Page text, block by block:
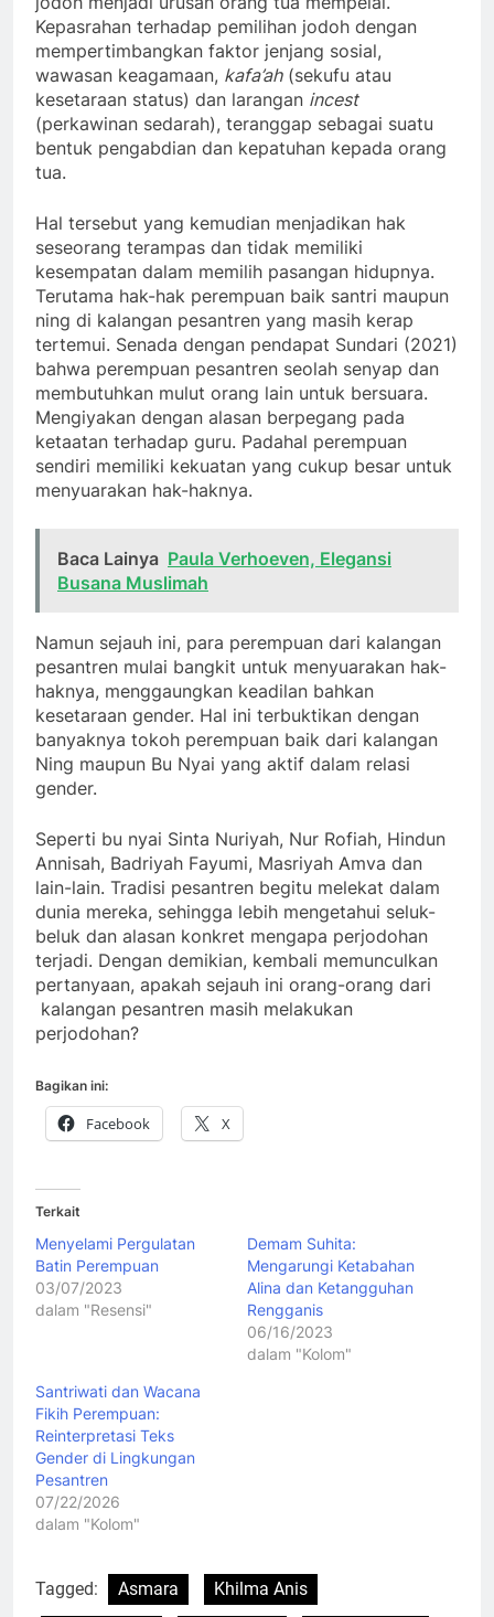
Kepasrahan terhadap pemilihan jodoh dengan
mempertimbangkan faktor jenjang sosial,
wawasan keagamaan, kafa’ah(sekufu atau
kesetaraan status) dan larangan incest
(perkawinan sedarah), teranggap sebagai suatu
bentuk pengabdian dan kepatuhan kepada orang
tua.
Hal tersebut yang kemudian menjadikan hak
seseorang terampas dan tidak memiliki
kesempatan dalam memilih pasangan hidupnya.
Terutama hak-hak perempuan baik santri maupun
ning di kalangan pesantren yang masih kerap
tertemui. Senada dengan pendapat Sundari (2021)
bahwa perempuan pesantren seolah senyap dan
membutuhkan mulut orang lain untuk bersuara.
Mengiyakan dengan alasan berpegang pada
ketaatan terhadap guru. Padahal perempuan
sendiri memiliki kekuatan yang cukup besar untuk
menyuarakan hak-haknya.
Baca Lainya Paula Verhoeven, Elegansi
Busana Muslimah
Namun sejauh ini, para perempuan dari kalangan
pesantren mulai bangkit untuk menyuarakan hak-
haknya, menggaungkan keadilan bahkan
kesetaraan gender. Hal ini terbuktikan dengan
banyaknya tokoh perempuan baik dari kalangan
Ning maupun Bu Nyai yang aktif dalam relasi
gender.
Seperti bu nyai Sinta Nuriyah, Nur Rofiah, Hindun
Annisah, Badriyah Fayumi, Masriyah Amva dan
lain-lain. Tradisi pesantren begitu melekat dalam
dunia mereka, sehingga lebih mengetahui seluk-
beluk dan alasan konkret mengapa perjodohan
terjadi. Dengan demikian, kembali memunculkan
pertanyaan, apakah sejauh ini orang-orang dari
kalangan pesantren masih melakukan
perjodohan?
Bagikan ini:
Facebook X
Terkait
Menyelami Pergulatan
Batin Perempuan
03/07/2023
dalam "Resensi"
Demam Suhita:
Mengarungi Ketabahan
Alina dan Ketangguhan
Rengganis
06/16/2023
dalam "Kolom"
Santriwati dan Wacana
Fikih Perempuan:
Reinterpretasi Teks
Gender di Lingkungan
Pesantren
07/22/2026
dalam "Kolom"
Tagged: Asmara
Khilma Anis